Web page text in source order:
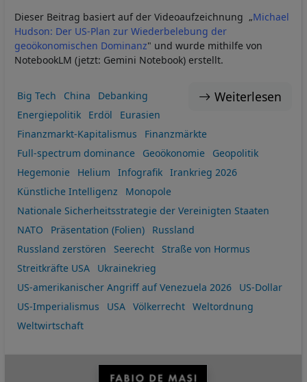
Dieser Beitrag basiert auf der Videoaufzeichnung „Michael
Hudson: Der US-Plan zur Wiederbelebung der
geoökonomischen Dominanz" und wurde mithilfe von
NotebookLM (jetzt: Gemini Notebook) erstellt.
Weiterlesen
Big Tech China
Debanking
Energiepolitik
Erdöl
Eurasien
Finanzmarkt-Kapitalismus
Finanzmärkte
Full-spectrum dominance
Geoökonomie
Geopolitik
Hegemonie
Helium Infografik
Irankrieg 2026
Künstliche Intelligenz
Monopole
Nationale Sicherheitsstrategie der Vereinigten Staaten
NATO
Präsentation (Folien)
Russland
Russland zerstören
Seerecht
Straße von Hormus
Streitkräfte USA
Ukrainekrieg
US-amerikanischer Angriff auf Venezuela 2026
US-Dollar
US-Imperialismus
USA Völkerrecht
Weltordnung
Weltwirtschaft